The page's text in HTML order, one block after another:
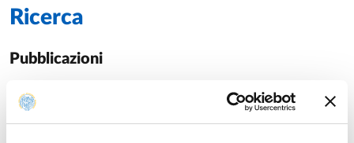
Ricerca
Pubblicazioni
Water response to ganglioside GM1 surface remodelling
Autori: Brocca P; Rondelli V; Mallamace F; DI BARI Maria; Deriu
Anno: 2016